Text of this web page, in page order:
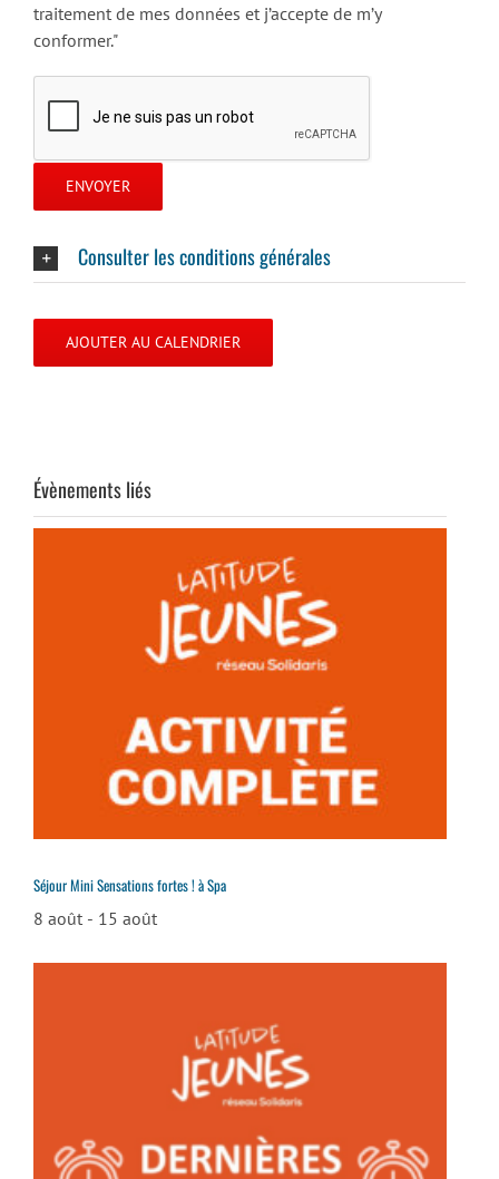
traitement de mes données et j’accepte de m’y
conformer."
Consulter les conditions générales
AJOUTER AU CALENDRIER
Évènements liés
Séjour Mini Sensations fortes ! à Spa
8 août - 15 août